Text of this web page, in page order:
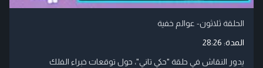
الحلقة ثلاثون- عوالم خفية
المدة: 28:26
يدور النقاش في حلقة "حكي تاني"، حول توقعات خبراء الفلك